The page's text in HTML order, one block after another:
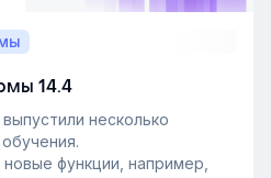
14.4
несколько
функции, например,